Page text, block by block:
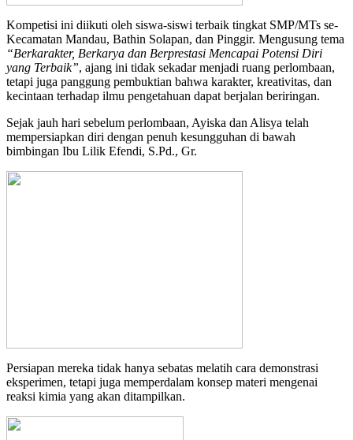
Kompetisi ini diikuti oleh siswa-siswi terbaik tingkat SMP/MTs se-
Kecamatan Mandau, Bathin Solapan, dan Pinggir. Mengusung tema
“Berkarakter, Berkarya dan Berprestasi Mencapai Potensi Diri
yang Terbaik”, ajang ini tidak sekadar menjadi ruang perlombaan,
tetapi juga panggung pembuktian bahwa karakter, kreativitas, dan
kecintaan terhadap ilmu pengetahuan dapat berjalan beriringan.
Sejak jauh hari sebelum perlombaan, Ayiska dan Alisya telah
mempersiapkan diri dengan penuh kesungguhan di bawah
bimbingan Ibu Lilik Efendi, S.Pd., Gr.
Persiapan mereka tidak hanya sebatas melatih cara demonstrasi
eksperimen, tetapi juga memperdalam konsep materi mengenai
reaksi kimia yang akan ditampilkan.